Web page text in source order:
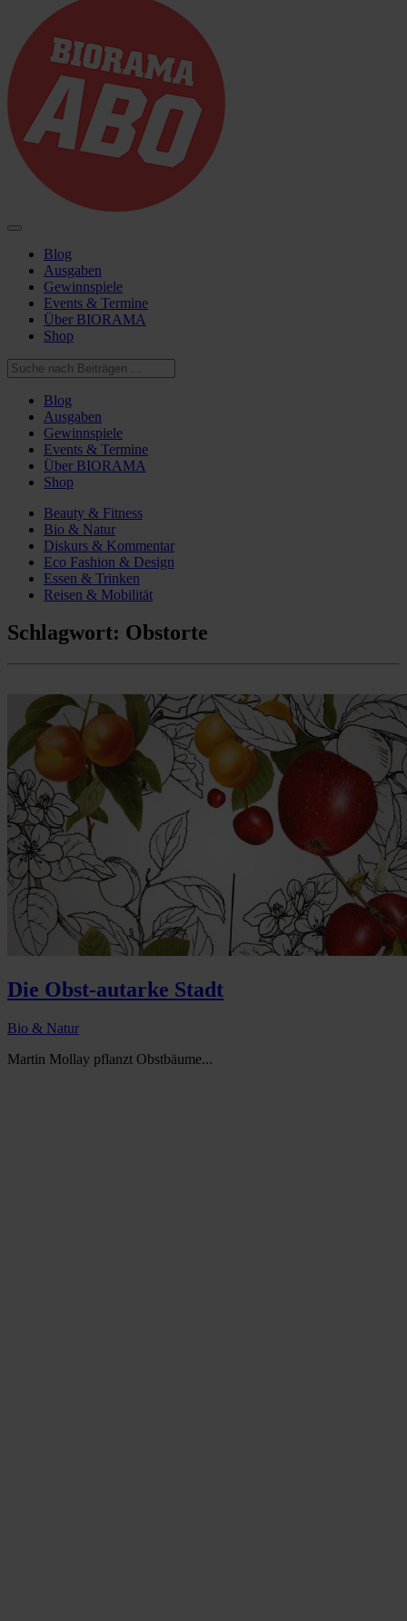
Blog
Ausgaben
Gewinnspiele
Events & Termine
Über BIORAMA
Shop
Blog
Ausgaben
Gewinnspiele
Events & Termine
Über BIORAMA
Shop
Beauty & Fitness
Bio & Natur
Diskurs & Kommentar
Eco Fashion & Design
Essen & Trinken
Reisen & Mobilität
Schlagwort: Obstorte
Die Obst-autarke Stadt
Bio & Natur
Martin Mollay pflanzt Obstbäume...